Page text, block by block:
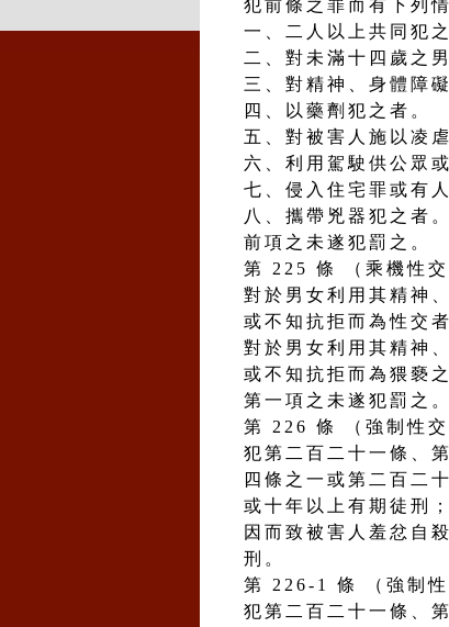
犯前條之罪而有下列
一、二人以上共同犯之
二、對未滿十四歲之
三、對精神、身體障
四、以藥劑犯之者。
五、對被害人施以凌虐
六、利用駕駛供公眾
七、侵入住宅罪或有
八、攜帶兇器犯之者。
前項之未遂犯罰之。
第 225 條 （乘機性交
對於男女利用其精神
或不知抗拒而為性交
對於男女利用其精神
或不知抗拒而為猥褻
第一項之未遂犯罰之。
第 226 條 （強制性交
犯第二百二十一條、
四條之一或第二百二
或十年以上有期徒刑
因而致被害人羞忿自
刑。
第 226-1 條 （強制性
犯第二百二十一條、